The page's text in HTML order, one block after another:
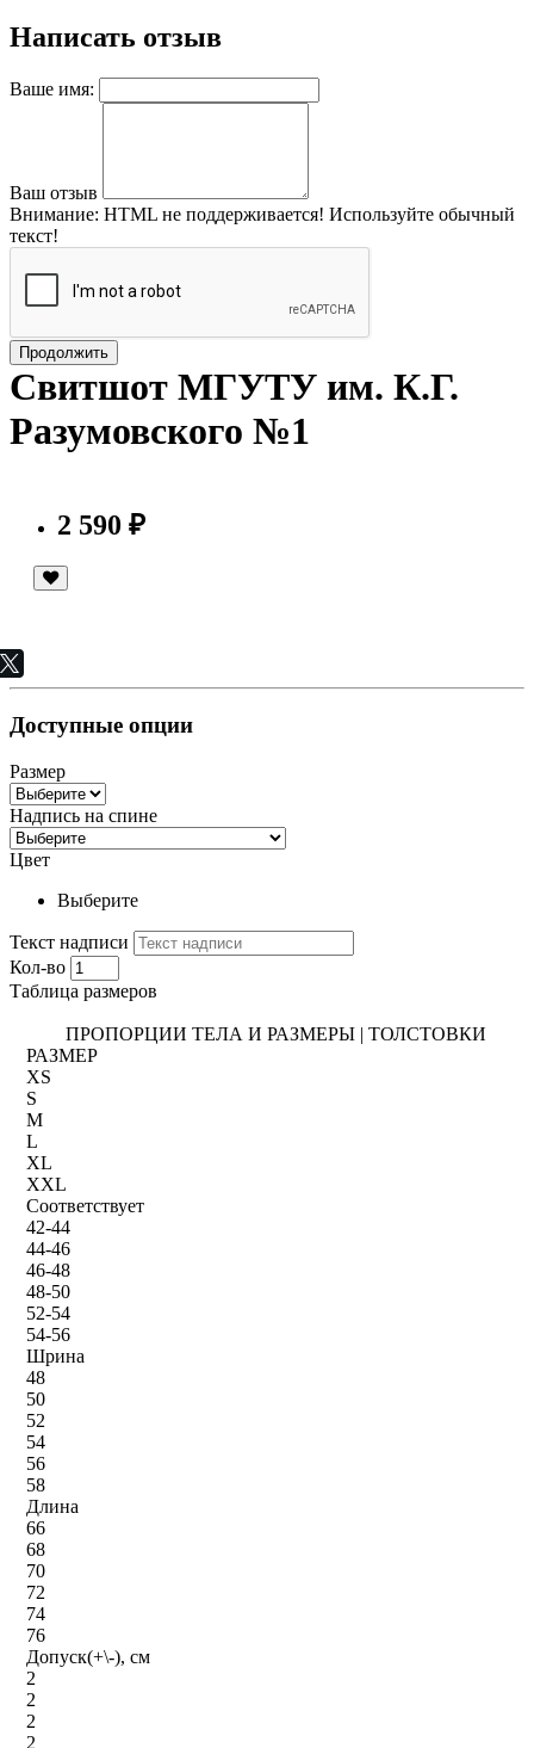
Написать отзыв
Ваше имя:
Ваш отзыв
Внимание: HTML не поддерживается! Используйте обычный
текст!
Продолжить
Свитшот МГУТУ им. К.Г.
Разумовского №1
2 590 ₽
Доступные опции
Размер
Надпись на спине
Цвет
Выберите
Текст надписи
Кол-во
Таблица размеров
ПРОПОРЦИИ ТЕЛА И РАЗМЕРЫ | ТОЛСТОВКИ
РАЗМЕР
XS
S
M
L
XL
XXL
Соответствует
42-44
44-46
46-48
48-50
52-54
54-56
Шрина
48
50
52
54
56
58
Длина
66
68
70
72
74
76
Допуск(+\-), см
2
2
2
2